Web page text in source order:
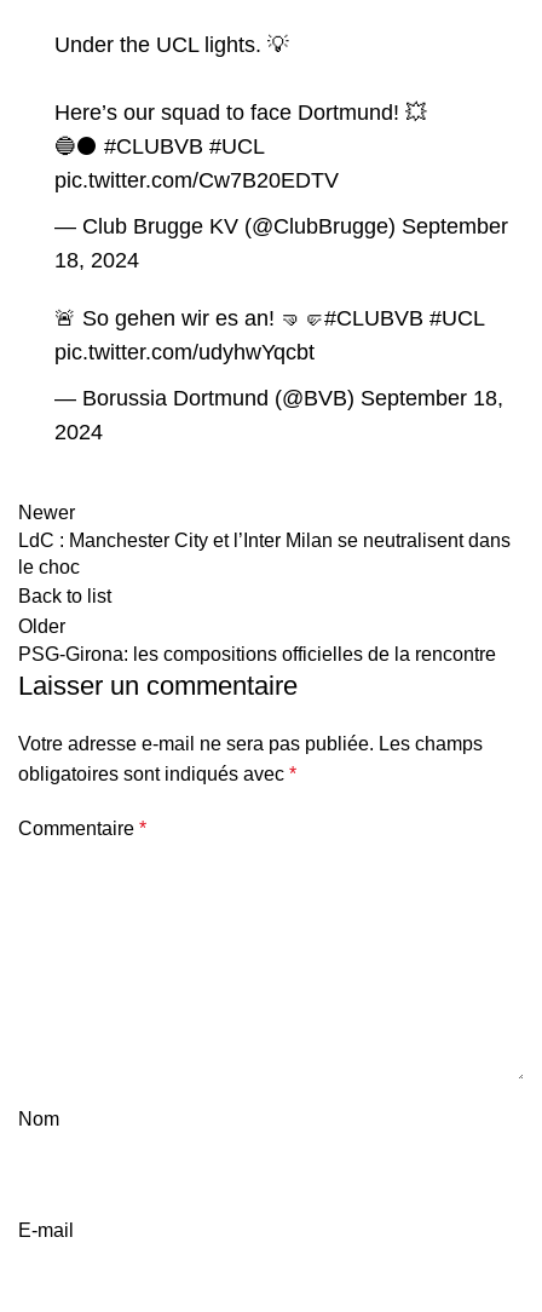
Under the UCL lights. 💡
Here’s our squad to face Dortmund! 💥
🔵⚫ #CLUBVB #UCL
pic.twitter.com/Cw7B20EDTV
— Club Brugge KV (@ClubBrugge) September
18, 2024
🚨 So gehen wir es an! 🤜🤛#CLUBVB #UCL
pic.twitter.com/udyhwYqcbt
— Borussia Dortmund (@BVB) September 18,
2024
Newer
LdC : Manchester City et l’Inter Milan se neutralisent dans
le choc
Back to list
Older
PSG-Girona: les compositions officielles de la rencontre
Laisser un commentaire
Votre adresse e-mail ne sera pas publiée. Les champs
obligatoires sont indiqués avec *
Commentaire *
Nom
E-mail